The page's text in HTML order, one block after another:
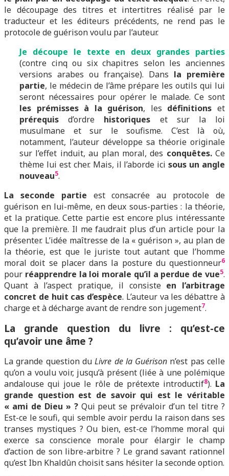
le découpage des titres et intertitres réalisé par le
traducteur et les éditeurs précédents, ne rend pas le
protocole de guérison voulu par l’auteur.
Je découpe le texte en deux grandes parties
(contre cinq ou six chapitres selon les anciennes
versions arabes ou française). Dans la première
partie, le médecin de l’âme prépare les outils qui lui
seront nécessaires pour opérer le malade. Ce sont
les prémisses à la guérison, les définitions et
prérequis d’ordre historiques et sur la loi
musulmane et sur le soufisme. C’est là où,
notamment, l’auteur développe sa théorie originale
sur l’effet induit, au plan moral, des conquêtes.Ce
thème lui est cher. Mais, il l’aborde icisous un angle
nouveau5.
La seconde partie est consacrée au protocole de
guérison en lui-même, en deux sous-parties : la théorie,
et la pratique. Cette partie est encore plus intéressante
que la première. Il me faudrait plus d’un article pour la
présenter. L’idée maîtresse de la « guérison », au plan de
la théorie, est que le juriste tout autant que l’homme
moral doit se placer dans la posture du questionneur6
pour réapprendre la loi morale qu’il a perdue de vue5.
Quant à l’aspect pratique, il consiste en l’arbitrage
concret de huit cas d’espèce. L’auteur va les débattre à
charge et à décharge avant de rendre son jugement7.
La grande question du livre : qu’est-ce
qu’avoir une âme ?
La grande question duLivre de la Guérison n’est pas celle
qu’on a voulu voir, jusqu’à présent (liée à une polémique
andalouse qui joue le rôle de prétexte introductif8). La
grande question est de savoir qui est le véritable
« ami de Dieu » ?Qui peut se prévaloir d’un tel titre ?
Est-ce le soufi, qui semble avoir perdu la raison dans ses
transes mystiques ? Ou bien, est-ce l’homme moral qui
exerce sa conscience morale pour élargir le champ
d’action de son libre-arbitre ? Le grand savant rationnel
qu’est Ibn Khaldûn choisit sans hésiter la seconde option.